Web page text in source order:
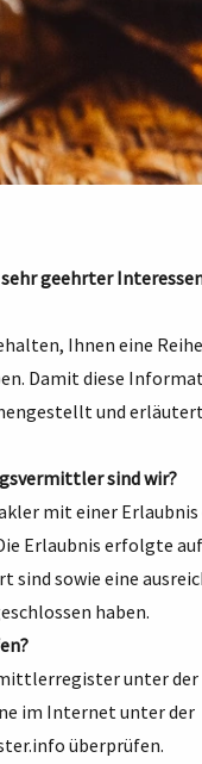
geehrter
Ihnen eine
Damit diese
und
sind wir?
mit einer Erlaubnis
Erlaubnis erfolgte
sowie eine
haben.
unter der
im Internet unter der
überprüfen.